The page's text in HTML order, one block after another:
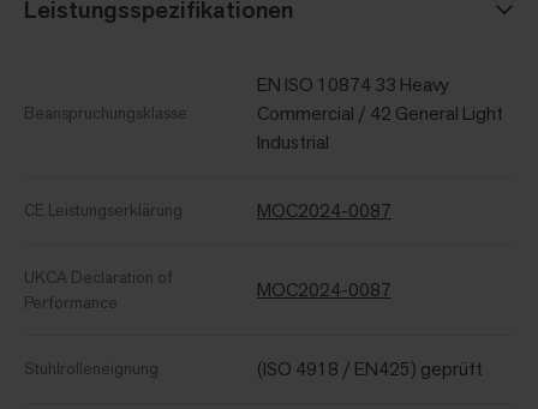
Leistungsspezifikationen
Beanspruchungsklasse
EN ISO 10874 33 Heavy
Commercial / 42 General Light
Industrial
CE Leistungserklärung MOC2024-0087
UKCA Declaration of
Performance
MOC2024-0087
Stuhlrolleneignung (ISO 4918 / EN425) geprüft